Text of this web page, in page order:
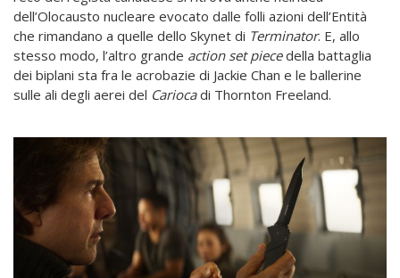
dell’Olocausto nucleare evocato dalle folli azioni dell’Entità
che rimandano a quelle dello Skynet di Terminator. E, allo
stesso modo, l’altro grande action set piecedella battaglia
dei biplani sta fra le acrobazie di Jackie Chan e le ballerine
sulle ali degli aerei del Cariocadi Thornton Freeland.